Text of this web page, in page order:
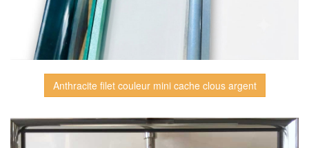
Anthracite filet couleur mini cache clous argent